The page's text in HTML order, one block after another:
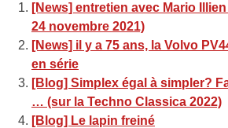
[News] entretien avec Mario
24 novembre 2021)
[News] il y a 75 ans, la Volvo
en série
[Blog] Simplex égal à simpler?
… (sur la Techno Classica 2022)
[Blog] Le lapin freiné